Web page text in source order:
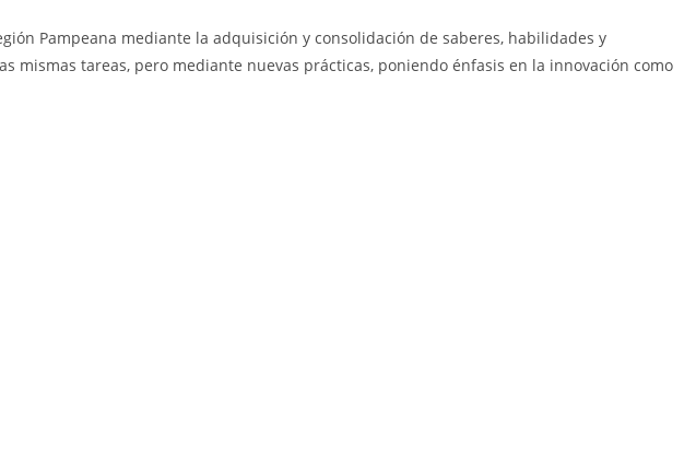
Pampeana mediante la adquisición y consolidación de saberes, habilidades y
tareas, pero mediante nuevas prácticas, poniendo énfasis en la innovación como